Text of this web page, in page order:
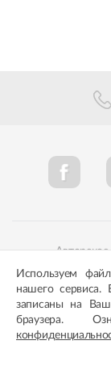
Политика
Используем
нашего
записаны на
браузера.